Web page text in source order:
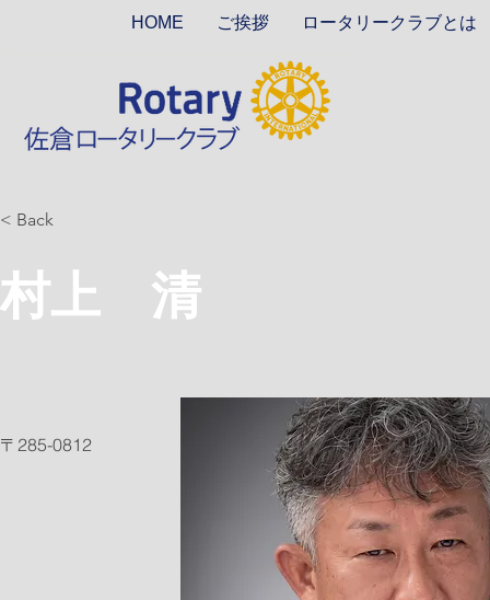
HOME ご挨拶 ロータリークラブとは
< Back
村上 清
〒285-0812